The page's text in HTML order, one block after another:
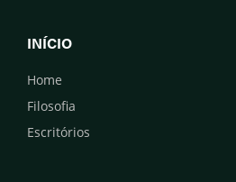
INÍCIO
Home
Filosofia
Escritórios